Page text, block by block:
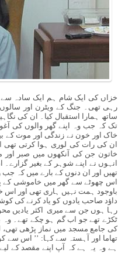
خزاں کی ایک شام ہم ایک سادہ
رہی تھی۔ جنگ کے ویٹرن اور
ساتھ ہمارا استقبال کیا۔ ان کی
تک کہ جب وہ اپنے گھر والوں کی
خاک اور خون نے زندگی اور موت کے
ان کی رات کی لوری ہوا کرتی تھی
خاتون جن کی آنکھوں میں صبر
انہوں نے اپنے شوہر کے بغیر
تھیں اور ان دنوں کے بارے میں کہ
اس چھوٹے سے گھر میں خاموشی
باوجود ہمت نہیں ہاری تھی اور
داؤد صاحب یادوں کو یاد کرنے کی
رہا ہوں جن سے میری اکثر یادیں
ٹکڑے تھے جو اب گم ہو چکے تھے۔ وہ
کی جامع مسجد میں نماز پڑھی تھی،
تھاما اور آہستہ سے کہا: ’’ اس سے
ہے وہ یہ ہے کہ آپ اپنے مقصد کے